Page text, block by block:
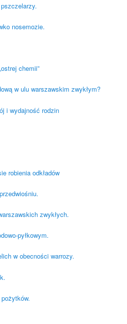
nosemozie.
chemii”
w ulu warszawskim zwykłym?
i wydajność rodzin
robienia odkładów
zwykłych.
pyłkowym.
w obecności warrozy.